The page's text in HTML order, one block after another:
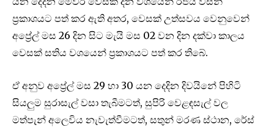
ප්‍රකාශයට පත් කර ඇති අතර, වෙසක් උත්සවය වෙනුවෙන්
අප්‍රේල් මස 26 දින සිට මැයි මස 02 වන දින දක්වා කාලය
වෙසක් සතිය වශයෙන් ප්‍රකාශයට පත් කර තිබේ.
ඒ අනුව අප්‍රේල් මස 29 හා 30 යන දෙදින දිවයිනේ පිහිටි
සියලුම සුරාසැල් වසා තැබීමටත්, සුපිරි වෙළඳසැල් වල
මත්පැන් අලෙවිය නැවැත්වීමටත්, සතුන් මරණ ස්ථාන, රේස්